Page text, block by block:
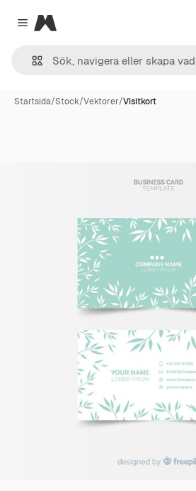
Close menu
Magnific
Startsida/Stock/Vektorer/Visitkort